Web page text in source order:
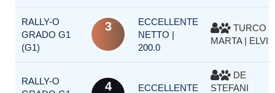
RALLY-O
GRADO G1
(G1)
3
ECCELLENTE
NETTO |
200.0
TURCO
MARTA | ELVIS
RALLY-O
4 ECCELLENTE
DE
STEFANI